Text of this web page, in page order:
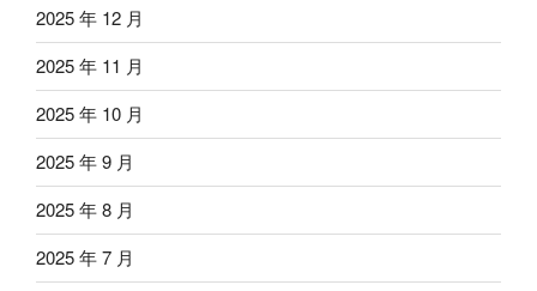
2025 年 12 月
2025 年 11 月
2025 年 10 月
2025 年 9 月
2025 年 8 月
2025 年 7 月